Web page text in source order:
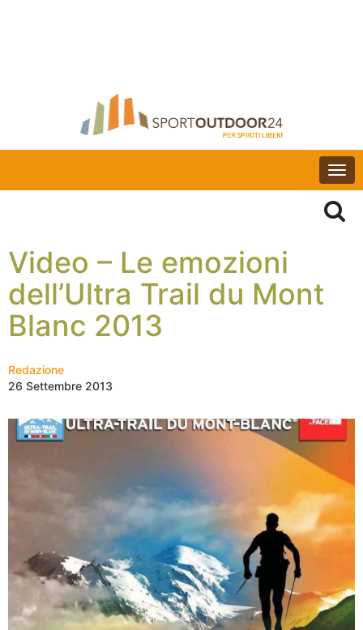
Video – Le emozioni
dell’Ultra Trail du Mont
Blanc 2013
Redazione
26 Settembre 2013